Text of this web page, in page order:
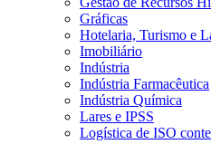
Gráficas
Hotelaria, Turismo e
Imobiliário
Indústria
Indústria Farmacêutica
Indústria Química
Lares e IPSS
Logística de ISO